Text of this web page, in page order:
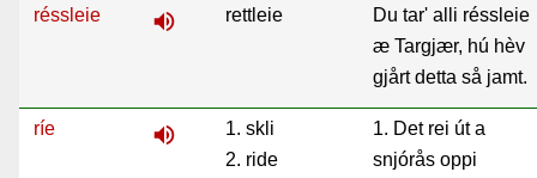
réssleie volume_up rettleie
Du tar' alli réssleie
æ Targjær, hú hèv
gjårt detta så jamt.
ríe volume_up
1. skli
2. ride
1. Det rei út a
snjórås oppi